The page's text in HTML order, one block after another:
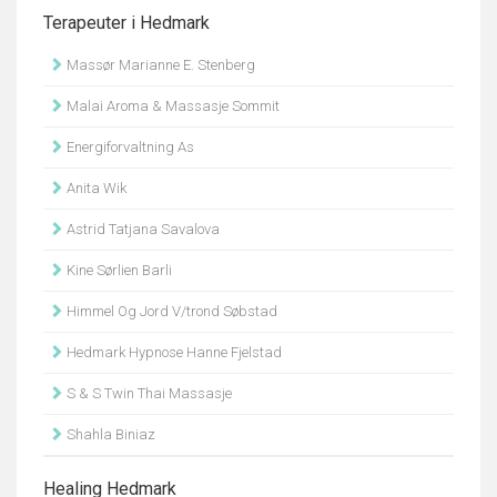
Terapeuter i Hedmark
Massør Marianne E. Stenberg
Malai Aroma & Massasje Sommit
Energiforvaltning As
Anita Wik
Astrid Tatjana Savalova
Kine Sørlien Barli
Himmel Og Jord V/trond Søbstad
Hedmark Hypnose Hanne Fjelstad
S & S Twin Thai Massasje
Shahla Biniaz
Healing Hedmark